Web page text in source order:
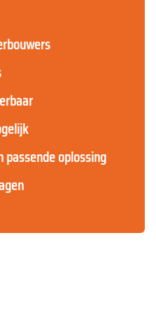
passende oplossing